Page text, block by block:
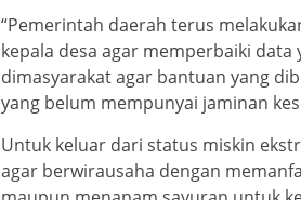
“Pemerintah daerah terus
kepala desa agar memperbaiki
dimasyarakat agar bantuan yang
yang belum mempunyai jaminan
Untuk keluar dari status miskin
agar berwirausaha dengan